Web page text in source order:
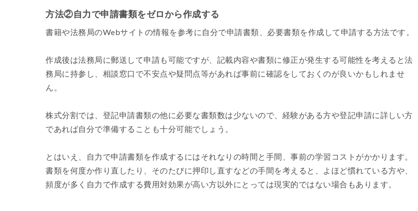
方法②自力で申請書類をゼロから作成する
書籍や法務局のWebサイトの情報を参考に自分で申請書類、必要書類を作成して申請する方法です。
作成後は法務局に郵送して申請も可能ですが、記載内容や書類に修正が発生する可能性を考えると法
務局に持参し、相談窓口で不安点や疑問点等があれば事前に確認をしておくのが良いかもしれませ
ん。
株式分割では、登記申請書類の他に必要な書類数は少ないので、経験がある方や登記申請に詳しい方
であれば自分で準備することも十分可能でしょう。
とはいえ、自力で申請書類を作成するにはそれなりの時間と手間、事前の学習コストがかかります。
書類を何度か作り直したり、そのたびに押印し直すなどの手間を考えると、よほど慣れている方や、
頻度が多く自力で作成する費用対効果が高い方以外にとっては現実的ではない場合もあります。